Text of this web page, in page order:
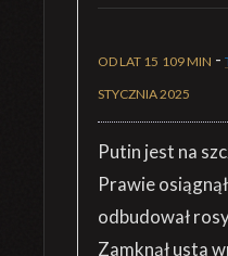
OD LAT 15 109 MIN -
STYCZNIA 2025
Putin jest na
Prawie
odbudował
Zamknął usta